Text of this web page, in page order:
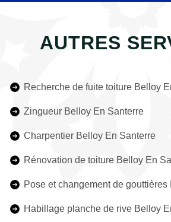
AUTRES
Recherche de fuite toiture Belloy
Zingueur Belloy En Santerre
Charpentier Belloy En Santerre
Rénovation de toiture Belloy En
Pose et changement de
Habillage planche de rive Belloy